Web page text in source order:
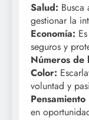
Salud: Busca
gestionar la
Economía:
seguros y
Números de
Color:
voluntad y
Pensamiento
en